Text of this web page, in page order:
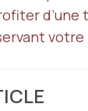
d’une
votre